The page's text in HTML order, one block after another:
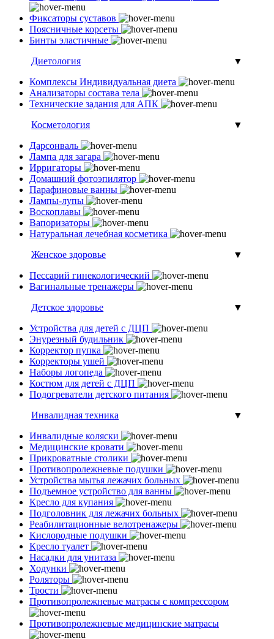
Фиксаторы суставов
Поясничные корсеты
Бинты эластичные
Диетология
▼
Комплексы Индивидуальная диета
Анализаторы состава тела
Технические задания для АПК
Косметология
▼
Дарсонваль
Лампа для загара
Ирригаторы
Домашний фотоэпилятор
Парафиновые ванны
Лампы-лупы
Воскоплавы
Вапоризаторы
Натуральная лечебная косметика
Женское здоровье
▼
Пессарий гинекологический
Вагинальные тренажеры
Детское здоровье
▼
Устройства для детей с ДЦП
Энурезный будильник
Корректор пупка
Корректоры ушей
Наборы логопеда
Костюм для детей с ДЦП
Подогреватели детского питания
Инвалидная техника
▼
Инвалидные коляски
Медицинские кровати
Прикроватные столики
Противопролежневые подушки
Устройства мытья лежачих больных
Подъемное устройство для ванны
Кресло для купания
Подголовник для лежачих больных
Реабилитационные велотренажеры
Кислородные подушки
Кресло туалет
Насадки для унитаза
Ходунки
Роляторы
Трости
Противопролежневые матрасы с компрессором
Противопролежневые медицинские матрасы